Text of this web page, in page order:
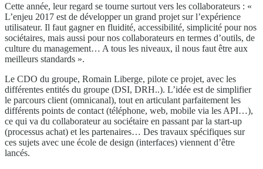
Cette année, leur regard se tourne surtout vers les collaborateurs : «
L’enjeu 2017 est de développer un grand projet sur l’expérience
utilisateur. Il faut gagner en fluidité, accessibilité, simplicité pour nos
sociétaires, mais aussi pour nos collaborateurs en termes d’outils, de
culture du management… A tous les niveaux, il nous faut être aux
meilleurs standards ».
Le CDO du groupe, Romain Liberge, pilote ce projet, avec les
différentes entités du groupe (DSI, DRH..). L’idée est de simplifier
le parcours client (omnicanal), tout en articulant parfaitement les
différents points de contact (téléphone, web, mobile via les API…),
ce qui va du collaborateur au sociétaire en passant par la start-up
(processus achat) et les partenaires… Des travaux spécifiques sur
ces sujets avec une école de design (interfaces) viennent d’être
lancés.